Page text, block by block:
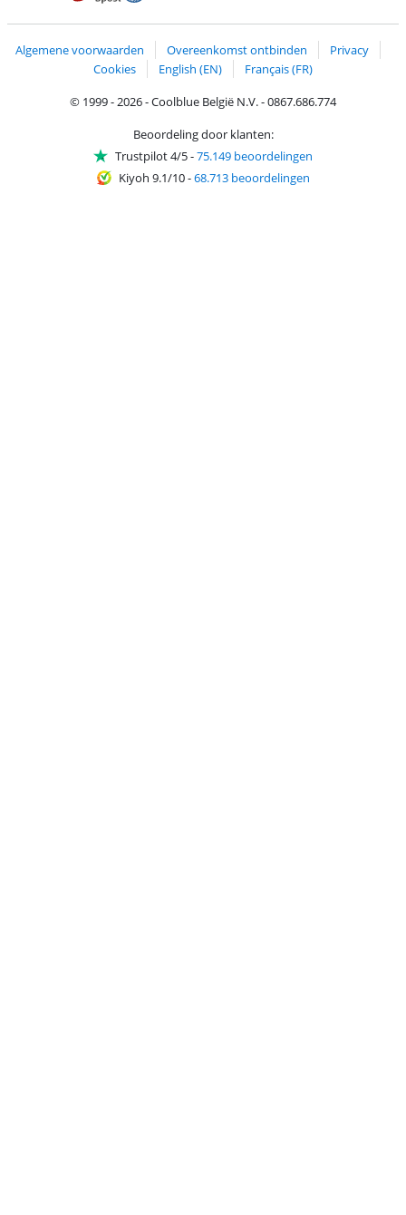
Algemene voorwaarden Overeenkomst ontbinden
Privacy
Cookies
English (EN)
Français (FR)
© 1999 - 2026 - Coolblue België N.V. - 0867.686.774
Beoordeling door klanten:
Trustpilot 4/5-75.149 beoordelingen
Kiyoh 9.1/10-68.713 beoordelingen